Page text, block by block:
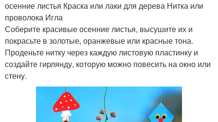
осенние листья Краска или лаки для дерева Нитка или
проволока Игла
Соберите красивые осенние листья, высушите их и
покрасьте в золотые, оранжевые или красные тона.
Проденьте нитку через каждую листовую пластинку и
создайте гирлянду, которую можно повесить на окно или
стену.